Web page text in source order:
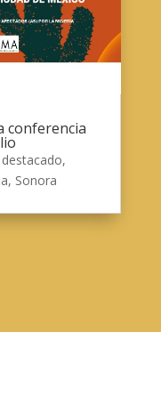
conferencia
destacado,
, Sonora